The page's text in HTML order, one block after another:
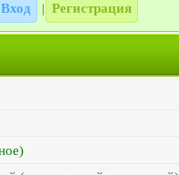
Вход Регистрация